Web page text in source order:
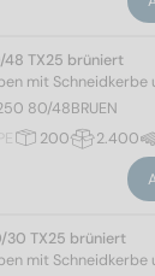
TX25 brüniert
mit Schneidkerbe
80/48BRUEN
200 2.400
30 TX25 brüniert
mit Schneidkerbe